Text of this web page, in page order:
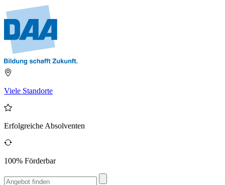
Viele Standorte
Erfolgreiche Absolventen
100% Förderbar